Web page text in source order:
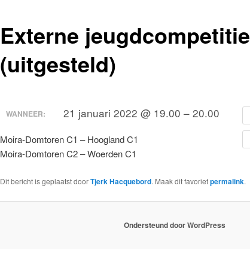
Externe jeugdcompetitie
(uitgesteld)
WANNEER: 21 januari 2022 @ 19.00 – 20.00
Moira-Domtoren C1 – Hoogland C1
Moira-Domtoren C2 – Woerden C1
Dit bericht is geplaatst doorTjerk Hacquebord. Maak dit favorietpermalink.
Ondersteund door WordPress